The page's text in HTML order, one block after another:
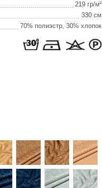
219 гр/м²
330 см
70% полиэстр, 30% хлопок